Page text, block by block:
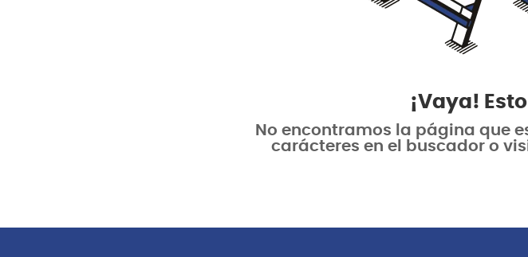
¡Vaya!
No encontramos la página que
carácteres en el buscador o